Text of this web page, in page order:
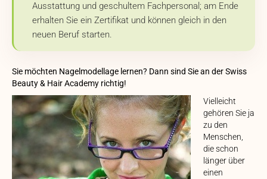
Ausstattung und geschultem Fachpersonal; am Ende
erhalten Sie ein Zertifikat und können gleich in den
neuen Beruf starten.
Sie möchten Nagelmodellage lernen? Dann sind Sie an der Swiss
Beauty & Hair Academy richtig!
Vielleicht
gehören Sie ja
zu den
Menschen,
die schon
länger über
einen